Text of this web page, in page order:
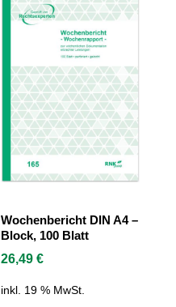
Wochenbericht DIN A4 –
Block, 100 Blatt
26,49€
inkl. 19 % MwSt.